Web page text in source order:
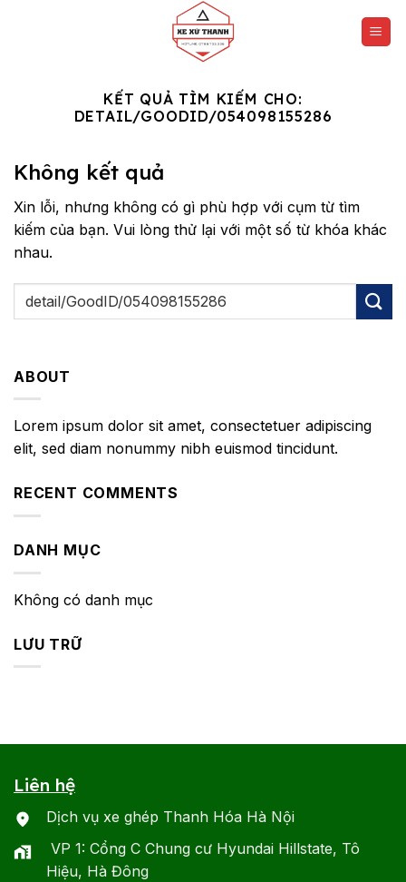
KẾT QUẢ TÌM KIẾM CHO:
DETAIL/GOODID/054098155286
Không kết quả
Xin lỗi, nhưng không có gì phù hợp với cụm từ tìm
kiếm của bạn. Vui lòng thử lại với một số từ khóa khác
nhau.
ABOUT
Lorem ipsum dolor sit amet, consectetuer adipiscing
elit, sed diam nonummy nibh euismod tincidunt.
RECENT COMMENTS
DANH MỤC
Không có danh mục
LƯU TRỮ
Liên hệ
Dịch vụ xe ghép Thanh Hóa Hà Nội
VP 1: Cổng C Chung cư Hyundai Hillstate, Tô
Hiệu, Hà Đông